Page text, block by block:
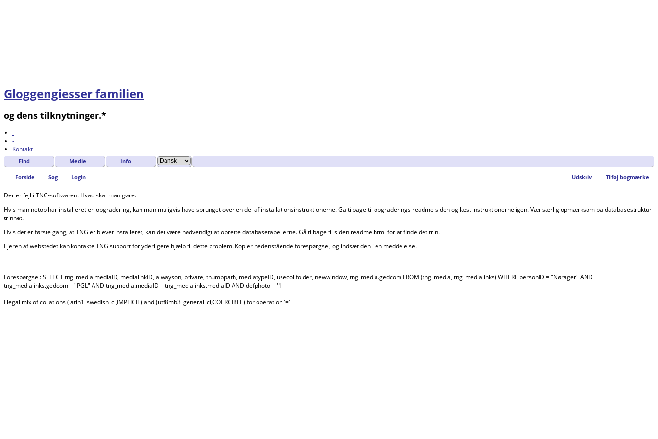
Gloggengiesser familien
og dens tilknytninger.*
-
-
Kontakt
Find Medie Info
Forside Søg Login Udskriv Tilføj bogmærke
Der er fejl i TNG-softwaren. Hvad skal man gøre:
Hvis man netop har installeret en opgradering, kan man muligvis have sprunget over en del af installationsinstruktionerne. Gå tilbage til opgraderings readme siden og læst instruktionerne igen. Vær særlig opmærksom på databasestruktur
trinnet.
Hvis det er første gang, at TNG er blevet installeret, kan det være nødvendigt at oprette databasetabellerne. Gå tilbage til siden readme.html for at finde det trin.
Ejeren af webstedet kan kontakte TNG support for yderligere hjælp til dette problem. Kopier nedenstående forespørgsel, og indsæt den i en meddelelse.
Forespørgsel: SELECT tng_media.mediaID, medialinkID, alwayson, private, thumbpath, mediatypeID, usecollfolder, newwindow, tng_media.gedcom FROM (tng_media, tng_medialinks) WHERE personID = "Nørager" AND
tng_medialinks.gedcom = "PGL" AND tng_media.mediaID = tng_medialinks.mediaID AND defphoto = '1'
Illegal mix of collations (latin1_swedish_ci,IMPLICIT) and (utf8mb3_general_ci,COERCIBLE) for operation '='